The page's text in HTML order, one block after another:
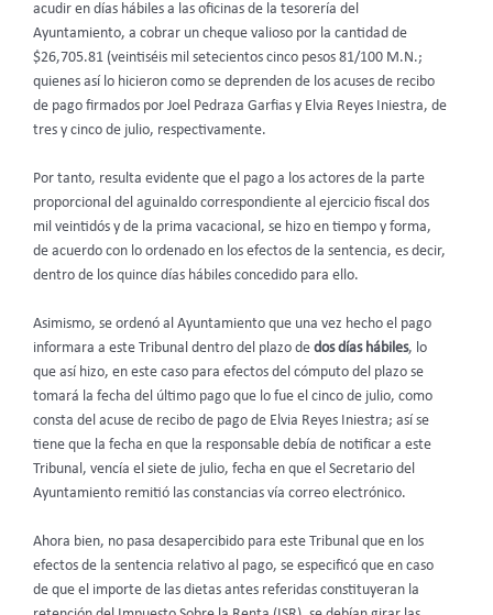
acudir en días hábiles a las oficinas de la tesorería del
Ayuntamiento, a cobrar un cheque valioso por la cantidad de
$26,705.81 (veintiséis mil setecientos cinco pesos 81/100 M.N.;
quienes así lo hicieron como se deprenden de los acuses de recibo
de pago firmados por Joel Pedraza Garfias y Elvia Reyes Iniestra, de
tres y cinco de julio, respectivamente.
Por tanto, resulta evidente que el pago a los actores de la parte
proporcional del aguinaldo correspondiente al ejercicio fiscal dos
mil veintidós y de la prima vacacional, se hizo en tiempo y forma,
de acuerdo con lo ordenado en los efectos de la sentencia, es decir,
dentro de los quince días hábiles concedido para ello.
Asimismo, se ordenó al Ayuntamiento que una vez hecho el pago
informara a este Tribunal dentro del plazo de dos días hábiles, lo
que así hizo, en este caso para efectos del cómputo del plazo se
tomará la fecha del último pago que lo fue el cinco de julio, como
consta del acuse de recibo de pago de Elvia Reyes Iniestra; así se
tiene que la fecha en que la responsable debía de notificar a este
Tribunal, vencía el siete de julio, fecha en que el Secretario del
Ayuntamiento remitió las constancias vía correo electrónico.
Ahora bien, no pasa desapercibido para este Tribunal que en los
efectos de la sentencia relativo al pago, se especificó que en caso
de que el importe de las dietas antes referidas constituyeran la